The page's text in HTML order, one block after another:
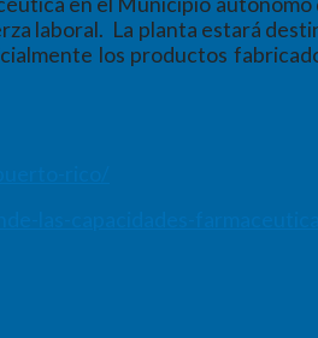
laboral. La planta estará
los productos
rico/
las-capacidades-